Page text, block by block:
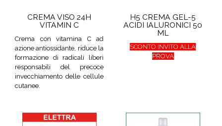
CREMA VISO 24H
VITAMIN C
Crema con vitamina C ad
azione antiossidante, riduce la
formazione di radicali liberi
responsabili del precoce
invecchiamento delle cellule
cutanee.
H5 CREMA GEL-5
ACIDI IALURONICI 50
ML
SCONTO INVITO ALLA
PROVA